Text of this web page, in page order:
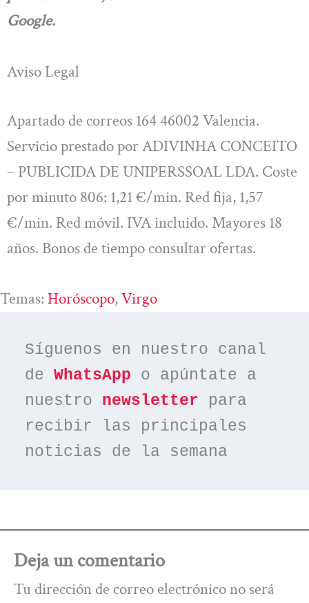
Google.
Aviso Legal
Apartado de correos 164 46002 Valencia.
Servicio prestado por ADIVINHA CONCEITO
– PUBLICIDA DE UNIPERSSOAL LDA. Coste
por minuto 806: 1,21 €/min. Red fija, 1,57
€/min. Red móvil. IVA incluido. Mayores 18
años. Bonos de tiempo consultar ofertas.
Temas: Horóscopo, Virgo
Síguenos en nuestro canal
de WhatsApp o apúntate a
nuestro newsletter para
recibir las principales
noticias de la semana
Deja un comentario
Tu dirección de correo electrónico no será